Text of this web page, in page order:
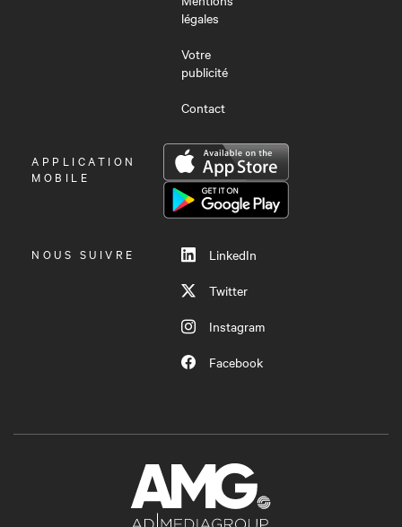
légales
Votre
publicité
Contact
OUVRIR
LE
APPLICATION
MOBILE
NOUS SUIVRE
LinkedIn
Twitter
Instagram
Facebook